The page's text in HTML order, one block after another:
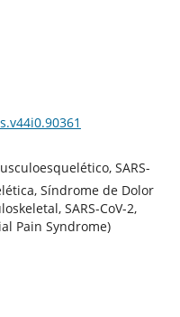
SARS-
Síndrome de Dolor
SARS-CoV-2,
Pain Syndrome)